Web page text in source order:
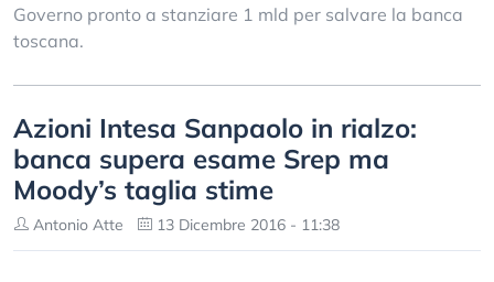
Governo pronto a stanziare 1 mld per salvare la banca
toscana.
Azioni Intesa Sanpaolo in rialzo:
banca supera esame Srep ma
Moody’s taglia stime
Antonio Atte 13 Dicembre 2016 - 11:38